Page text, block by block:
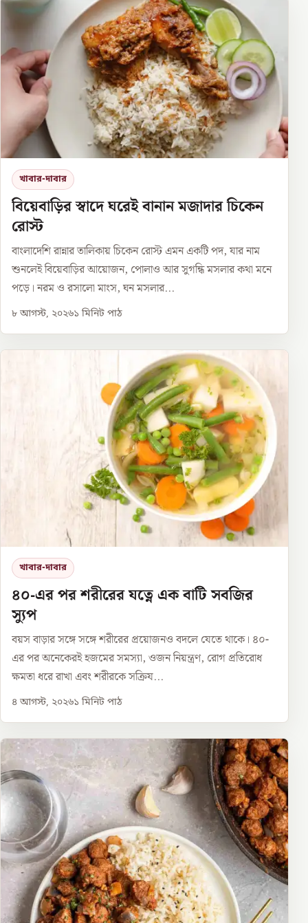
খাবার-দাবার
বিয়েবাড়ির স্বাদে ঘরেই বানান মজাদার চিকেন
রোস্ট
বাংলাদেশি রান্নার তালিকায় চিকেন রোস্ট এমন একটি পদ, যার নাম
শুনলেই বিয়েবাড়ির আয়োজন, পোলাও আর সুগন্ধি মসলার কথা মনে
পড়ে। নরম ও রসালো মাংস, ঘন মসলার...
৮ আগস্ট, ২০২৬১ মিনিট পাঠ
খাবার-দাবার
৪০-এর পর শরীরের যত্নে এক বাটি সবজির
স্যুপ
বয়স বাড়ার সঙ্গে সঙ্গে শরীরের প্রয়োজনও বদলে যেতে থাকে। ৪০-
এর পর অনেকেরই হজমের সমস্যা, ওজন নিয়ন্ত্রণ, রোগ প্রতিরোধ
ক্ষমতা ধরে রাখা এবং শরীরকে সক্রিয...
৪ আগস্ট, ২০২৬১ মিনিট পাঠ